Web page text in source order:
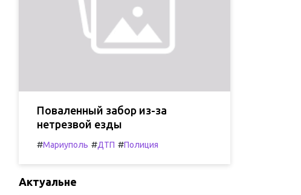
Поваленный забор из-за
нетрезвой езды
#Мариуполь #ДТП #Полиция
Актуальне